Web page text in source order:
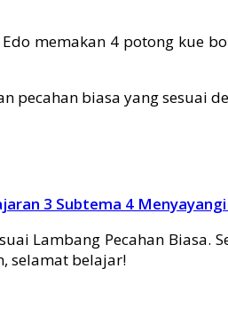
memakan 4 potong kue
pecahan biasa yang sesuai
3 Subtema 4
Lambang Pecahan Biasa.
selamat belajar!